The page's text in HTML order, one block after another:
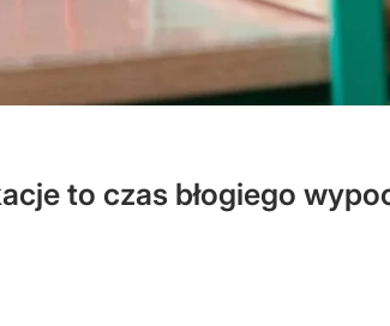
to czas błogiego